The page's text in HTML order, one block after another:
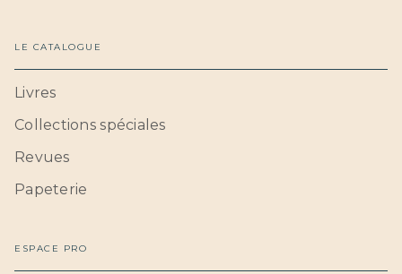
LE CATALOGUE
Livres
Collections spéciales
Revues
Papeterie
ESPACE PRO